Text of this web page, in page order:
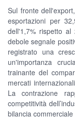
Sul fronte
esportazioni per
dell'1,7% rispetto al
debole segnale
registrato una
un'importanza
trainante del
mercati
La contrazione
competitività
bilancia